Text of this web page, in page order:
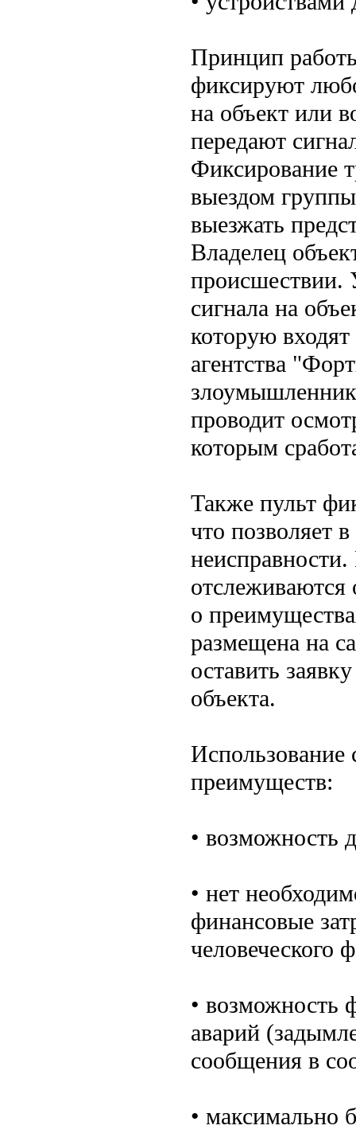
Принцип
фиксируют
на объект или
передают
Фиксирование
выездом
выезжать
Владелец
происшествии.
сигнала на
которую
агентства
проводит
которым
Также пульт
что позволяет
отслеживаются
о
размещена на
оставить
объекта.
Использование
преимуществ:
• возможность
• нет
финансовые
человеческого
• возможность
аварий
сообщения в
• максимально